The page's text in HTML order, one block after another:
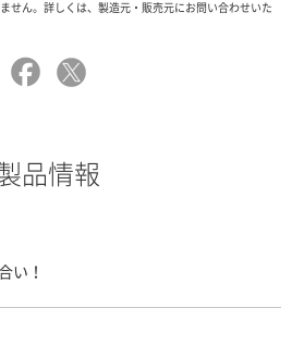
せん。詳しくは、製造元・販売元にお問い合わせいた
品情報
い！